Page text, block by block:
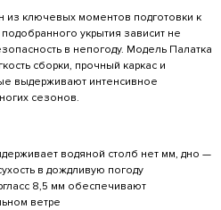
из ключевых моментов подготовки к
укрытия зависит не
в непогоду. Модель Палатка
сборки, прочный каркас и
выдерживают интенсивное
сезонов.
водяной столб нет мм, дно —
в дождливую погоду
8,5 мм обеспечивают
ветре